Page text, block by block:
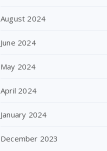
August 2024
June 2024
May 2024
April 2024
January 2024
December 2023